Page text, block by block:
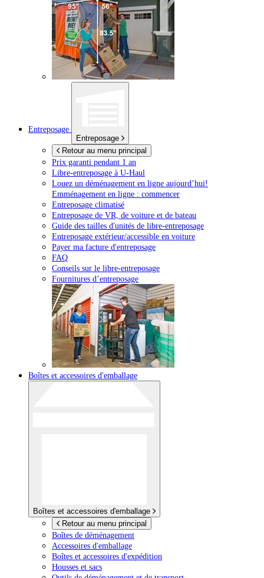
Entreposage
Entreposage
Retour au menu principal
Prix garanti pendant 1 an
Libre-entreposage à U-Haul
Louez un déménagement en ligne aujourd’hui!
Emménagement en ligne : commencer
Entreposage climatisé
Entreposage de VR, de voiture et de bateau
Guide des tailles d'unités de libre-entreposage
Entreposage extérieur/accessible en voiture
Payer ma facture d'entreposage
FAQ
Conseils sur le libre-entreposage
Fournitures d’entreposage
Boîtes et accessoires d'emballage
Boîtes et accessoires d'emballage
Retour au menu principal
Boîtes de déménagement
Accessoires d'emballage
Boîtes et accessoires d'expédition
Housses et sacs